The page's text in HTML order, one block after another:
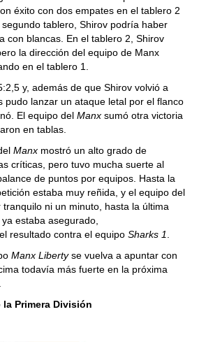
éxito con dos empates en el tablero 2
tablero, Shirov podría haber
con blancas. En el tablero 2, Shirov
la dirección del equipo de Manx
en el tablero 1.
y, además de que Shirov volvió a
pudo lanzar un ataque letal por el flanco
El equipo del Manx sumó otra victoria
en tablas.
Manx mostró un alto grado de
críticas, pero tuvo mucha suerte al
de puntos por equipos. Hasta la
estaba muy reñida, y el equipo del
ni un minuto, hasta la última
estaba asegurado,
resultado contra el equipo Sharks 1
Manx Libertyse vuelva a apuntar con
todavía más fuerte en la próxima
Primera División